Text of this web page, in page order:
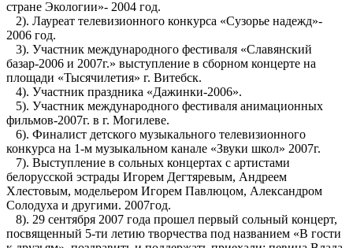
стране Экологии»- 2004 год.
2). Лауреат телевизионного конкурса «Сузорье надежд»-
2006 год.
3). Участник международного фестиваля «Славянский
базар-2006 и 2007г.» выступление в сборном концерте на
площади «Тысячилетия» г. Витебск.
4). Участник праздника «Дажинки-2006».
5). Участник международного фестиваля анимационных
фильмов-2007г. в г. Могилеве.
6). Финалист детского музыкального телевизионного
конкурса на 1-м музыкальном канале «Звуки школ» 2007г.
7). Выступление в сольных концертах с артистами
белорусской эстрады Игорем Дегтяревым, Андреем
Хлестовым, модельером Игорем Павлюцом, Александром
Солодуха и другими. 2007год.
8). 29 сентября 2007 года прошел первый сольный концерт,
посвященный 5-ти летию творчества под названием «В гости